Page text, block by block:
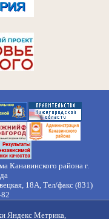
Канавинского района г.
18А, Тел/факс (831)
Яндекс Метрика,